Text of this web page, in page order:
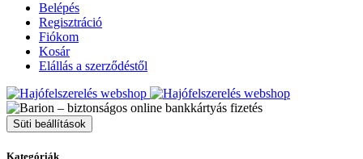
Belépés
Regisztráció
Fiókom
Kosár
Elállás a szerződéstől
Süti beállítások
Kategóriák